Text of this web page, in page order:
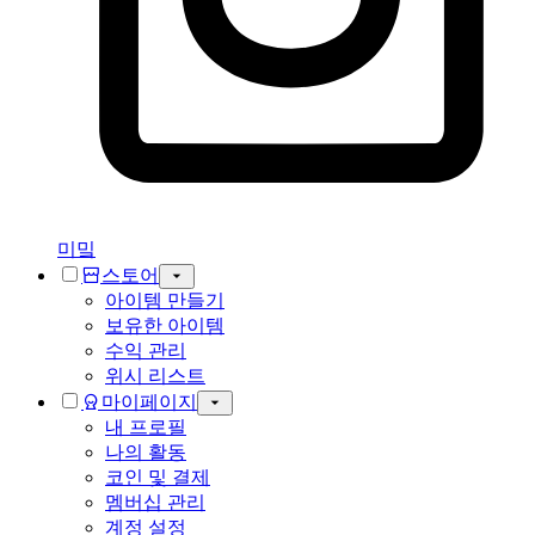
미밐
스토어
아이템 만들기
보유한 아이템
수익 관리
위시 리스트
마이페이지
내 프로필
나의 활동
코인 및 결제
멤버십 관리
계정 설정